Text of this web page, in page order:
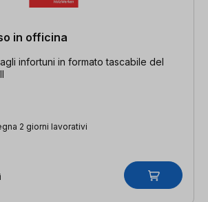
in officina
infortuni in formato tascabile del
2 giorni lavorativi